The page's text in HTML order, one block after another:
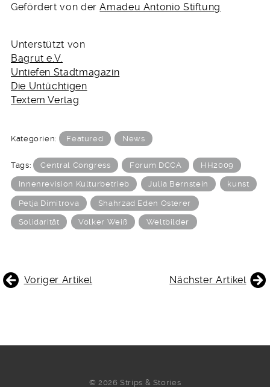
Gefördert von derAmadeu Antonio Stiftung
Unterstützt von
Bagrut e.V.
Untiefen Stadtmagazin
Die Untüchtigen
Textem Verlag
Kategorien: Featured News
Tags: Central Congress Forum DCCA HH2009
Innenrevision Kulturbetrieb Julia Bernstein kunst
Petja Dimitrova Shahrzad Eden Osterer
Solidarität Volker Weiß Weltbilder
BEITRAGSNAVIGATION
Voriger Artikel Nächster Artikel
© 2026 Strips & Stories